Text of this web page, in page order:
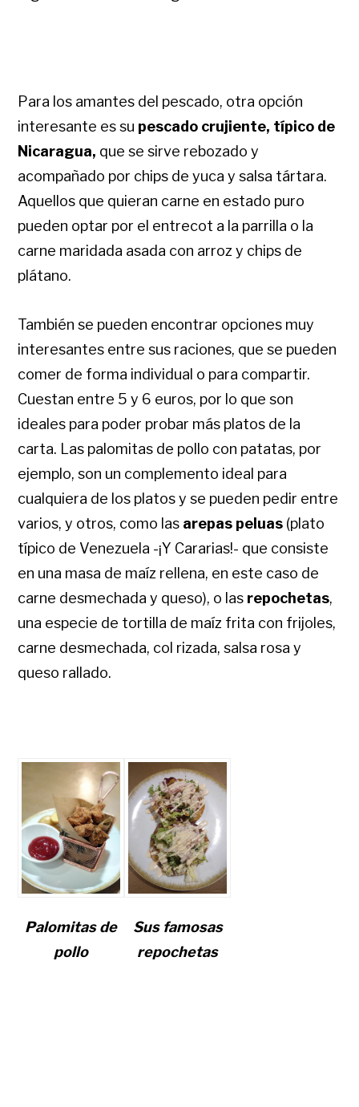
Para los amantes del pescado, otra opción
interesante es su pescado crujiente, típico de
Nicaragua, que se sirve rebozado y
acompañado por chips de yuca y salsa tártara.
Aquellos que quieran carne en estado puro
pueden optar por el entrecot a la parrilla o la
carne maridada asada con arroz y chips de
plátano.
También se pueden encontrar opciones muy
interesantes entre sus raciones, que se pueden
comer de forma individual o para compartir.
Cuestan entre 5 y 6 euros, por lo que son
ideales para poder probar más platos de la
carta. Las palomitas de pollo con patatas, por
ejemplo, son un complemento ideal para
cualquiera de los platos y se pueden pedir entre
varios, y otros, como las arepas peluas (plato
típico de Venezuela -¡Y Cararias!- que consiste
en una masa de maíz rellena, en este caso de
carne desmechada y queso), o las repochetas,
una especie de tortilla de maíz frita con frijoles,
carne desmechada, col rizada, salsa rosa y
queso rallado.
Palomitas de
pollo
Sus famosas
repochetas